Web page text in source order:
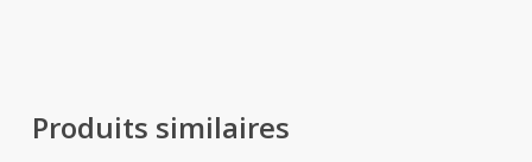
Produits similaires